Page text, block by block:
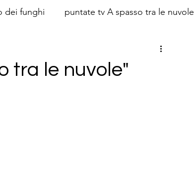
dei funghi puntate tv A spasso tra le nuvole
tra le nuvole"